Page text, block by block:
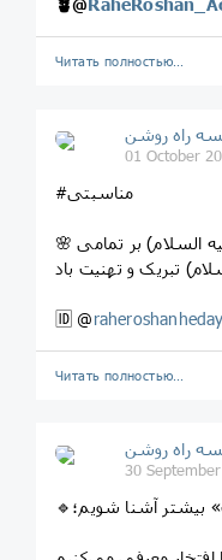
🪴@
Читать полностью…
راه روشن
01 October
#مناسبتی
🌸 ولادت امام حسن عسکری (علیه السلام) بر تمامی
🆔 @
Читать полностью…
راه روشن
30
بیشتر آشنا شویم؛